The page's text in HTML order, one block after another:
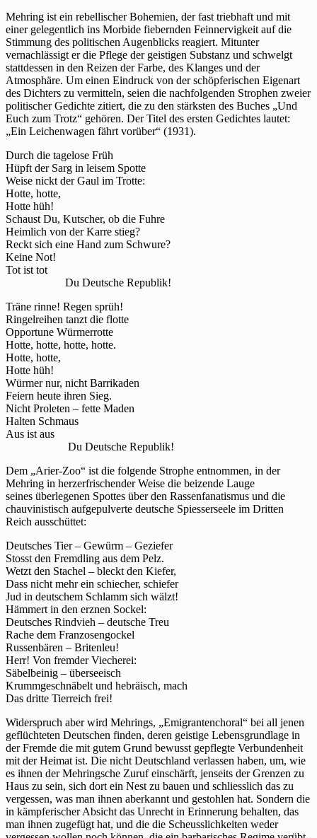
Mehring ist ein rebellischer Bohemien, der fast triebhaft und mit
einer gelegentlich ins Morbide fiebernden Feinnervigkeit auf die
Stimmung des politischen Augenblicks reagiert. Mitunter
vernachlässigt er die Pflege der geistigen Substanz und schwelgt
stattdessen in den Reizen der Farbe, des Klanges und der
Atmosphäre. Um einen Eindruck von der schöpferischen Eigenart
des Dichters zu vermitteln, seien die nachfolgenden Strophen zweier
politischer Gedichte zitiert, die zu den stärksten des Buches „Und
Euch zum Trotz“ gehören. Der Titel des ersten Gedichtes lautet:
„Ein Leichenwagen fährt vorüber“ (1931).
Durch die tagelose Früh
Hüpft der Sarg in leisem Spotte
Weise nickt der Gaul im Trotte:
Hotte, hotte,
Hotte hüh!
Schaust Du, Kutscher, ob die Fuhre
Heimlich von der Karre stieg?
Reckt sich eine Hand zum Schwure?
Keine Not!
Tot ist tot
Du Deutsche Republik!
Träne rinne! Regen sprüh!
Ringelreihen tanzt die flotte
Opportune Würmerrotte
Hotte, hotte, hotte, hotte.
Hotte, hotte,
Hotte hüh!
Würmer nur, nicht Barrikaden
Feiern heute ihren Sieg.
Nicht Proleten – fette Maden
Halten Schmaus
Aus ist aus
Du Deutsche Republik!
Dem „Arier-Zoo“ ist die folgende Strophe entnommen, in der
Mehring in herzerfrischender Weise die beizende Lauge
seines überlegenen Spottes über den Rassenfanatismus und die
chauvinistisch aufgepulverte deutsche Spiesserseele im Dritten
Reich ausschüttet:
Deutsches Tier – Gewürm – Geziefer
Stosst den Fremdling aus dem Pelz.
Wetzt den Stachel – bleckt den Kiefer,
Dass nicht mehr ein schiecher, schiefer
Jud in deutschem Schlamm sich wälzt!
Hämmert in den erznen Sockel:
Deutsches Rindvieh – deutsche Treu
Rache dem Franzosengockel
Russenbären – Britenleu!
Herr! Von fremder Viecherei:
Säbelbeinig – überseeisch
Krummgeschnäbelt und hebräisch, mach
Das dritte Tierreich frei!
Widerspruch aber wird Mehrings, „Emigrantenchoral“ bei all jenen
geflüchteten Deutschen finden, deren geistige Lebensgrundlage in
der Fremde die mit gutem Grund bewusst gepflegte Verbundenheit
mit der Heimat ist. Die nicht Deutschland verlassen haben, um, wie
es ihnen der Mehringsche Zuruf einschärft, jenseits der Grenzen zu
Haus zu sein, sich dort ein Nest zu bauen und schliesslich das zu
vergessen, was man ihnen aberkannt und gestohlen hat. Sondern die
in kämpferischer Absicht das Unrecht in Erinnerung behalten, das
man ihnen zugefügt hat, und die die Scheusslichkeiten weder